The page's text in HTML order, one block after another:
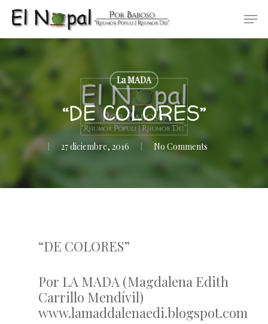
Skip
main
content
La MADA
“DE COLORES”
27 diciembre, 2016 No Comments
“DE COLORES”
Por LA MADA (Magdalena Edith
Carrillo Mendívil)
www.lamaddalenaedi.blogspot.com